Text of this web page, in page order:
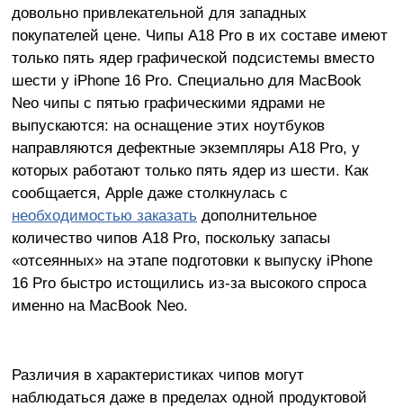
довольно привлекательной для западных
покупателей цене. Чипы A18 Pro в их составе имеют
только пять ядер графической подсистемы вместо
шести у iPhone 16 Pro. Специально для MacBook
Neo чипы с пятью графическими ядрами не
выпускаются: на оснащение этих ноутбуков
направляются дефектные экземпляры A18 Pro, у
которых работают только пять ядер из шести. Как
сообщается, Apple даже столкнулась с
необходимостью заказать дополнительное
количество чипов A18 Pro, поскольку запасы
«отсеянных» на этапе подготовки к выпуску iPhone
16 Pro быстро истощились из-за высокого спроса
именно на MacBook Neo.
Различия в характеристиках чипов могут
наблюдаться даже в пределах одной продуктовой